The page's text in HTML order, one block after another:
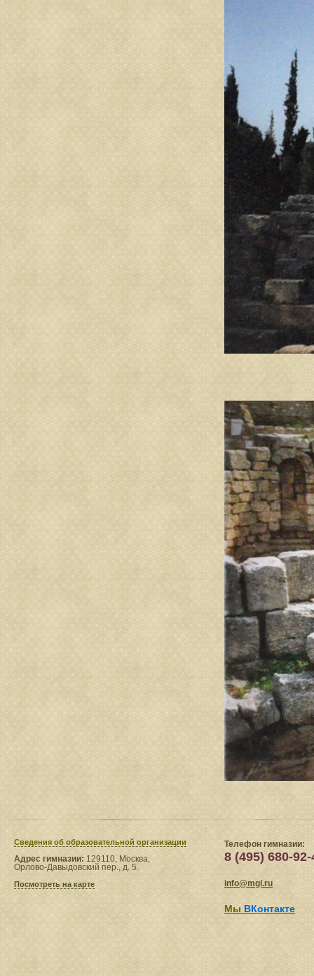
Сведения​ об образовательной организации
Адрес гимназии: 129110, Москва,
Орлово-Давыдовский пер., д. 5.
Посмотреть на карте
Телефон гимназии:
8 (495) 680-92-
info@mgl.ru
Мы ВКонтакте